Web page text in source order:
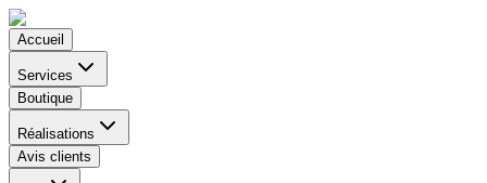
Accueil
Services
Boutique
Réalisations
Avis clients